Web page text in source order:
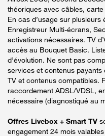
théoriques avec câbles,
En cas d’usage sur
Enregistreur Multi-écrans,
activations nécessaires. TV
accès au Bouquet Basic.
d’évolution. Ne sont pas
services et contenus
TV et contenus compatibles.
raccordement ADSL/VDSL,
nécessaire (diagnostiqué au
Offres Livebox + Smart TV
engagement 24 mois